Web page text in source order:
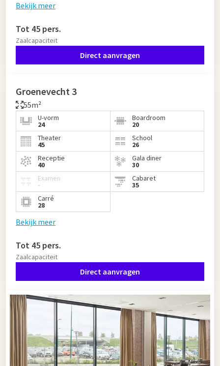
Bekijk meer
Tot 45 pers.
Zaalcapaciteit
Direct aanvragen
Groenevecht 3
55m²
U-vorm
24
Boardroom
20
Theater
45
School
26
Receptie
40
Gala diner
30
Examen
-
Cabaret
35
Carré
28
Bekijk meer
Tot 45 pers.
Zaalcapaciteit
Direct aanvragen